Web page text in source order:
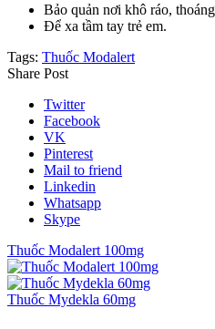
Bảo quản nơi khô ráo,
Để xa tầm tay trẻ em.
Tags: Thuốc Modalert
Share Post
Twitter
Facebook
VK
Pinterest
Mail to friend
Linkedin
Whatsapp
Skype
Thuốc Modalert 100mg
Thuốc Mydekla 60mg